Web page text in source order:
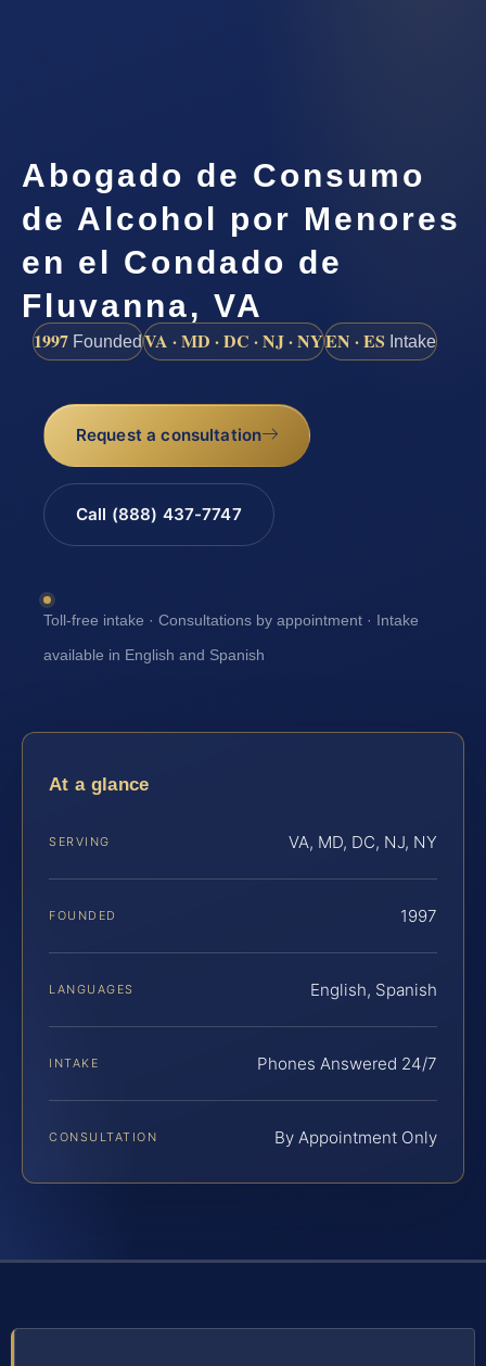
Abogado de Consumo
de Alcohol por Menores
en el Condado de
Fluvanna, VA
1997 FoundedVA · MD · DC · NJ · NYEN · ES Intake
Request a consultation
Call (888) 437-7747
Toll-free intake · Consultations by appointment · Intake
available in English and Spanish
At a glance
SERVING VA, MD, DC, NJ, NY
FOUNDED 1997
LANGUAGES English, Spanish
INTAKE Phones Answered 24/7
CONSULTATION By Appointment Only